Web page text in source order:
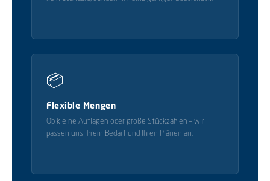
📦
Flexible Mengen
Ob kleine Auflagen oder große Stückzahlen – wir
passen uns Ihrem Bedarf und Ihren Plänen an.